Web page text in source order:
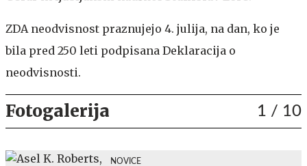
ZDA neodvisnost praznujejo 4. julija, na dan, ko je
bila pred 250 leti podpisana Deklaracija o
neodvisnosti.
Fotogalerija 1 / 10
NOVICE